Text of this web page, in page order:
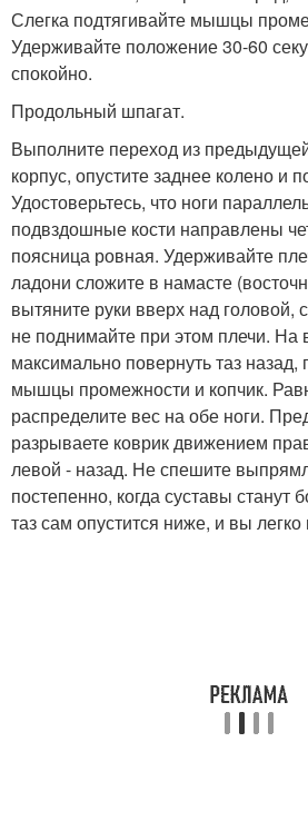
Слегка подтягивайте мышцы
Удерживайте положение 30-60
спокойно.
Продольный шпагат.
Выполните переход из
корпус, опустите заднее колено и
Удостоверьтесь, что ноги
подвздошные кости направлены
поясница ровная. Удерживайте
ладони сложите в намасте
вытяните руки вверх над головой,
не поднимайте при этом плечи. На
максимально повернуть таз назад,
мышцы промежности и копчик.
распределите вес на обе ноги.
разрываете коврик движением
левой - назад. Не спешите
постепенно, когда суставы
таз сам опустится ниже, и вы